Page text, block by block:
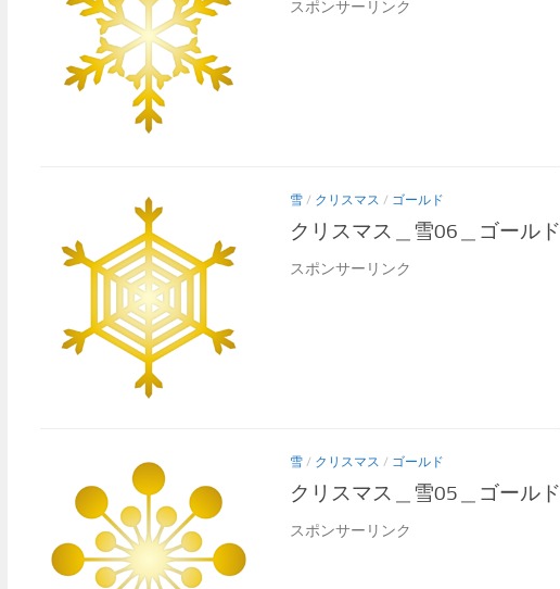
スポンサーリンク
雪 / クリスマス / ゴールド
クリスマス＿雪06＿ゴールド
スポンサーリンク
雪 / クリスマス / ゴールド
クリスマス＿雪05＿ゴールド
スポンサーリンク